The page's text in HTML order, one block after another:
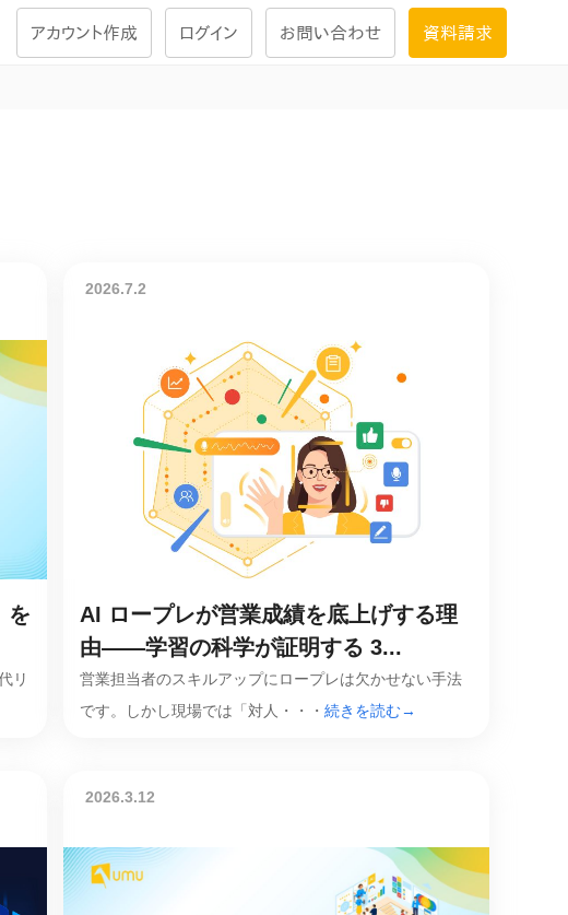
学習プログラム
れるご質問にお答えし
アカウント作成 ログイン お問い合わせ 資料請求
を
リ
2026.7.2
AI ロープレが営業成績を底上げする理
由——学習の科学が証明する 3...
営業担当者のスキルアップにロープレは欠かせない手法
です。しかし現場では「対人・・・ 続きを読む→
2026.3.12